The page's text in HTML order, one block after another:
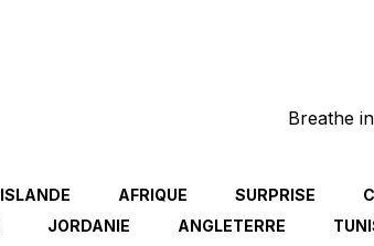
Breathe
ISLANDE AFRIQUE SURPRISE
JORDANIE ANGLETERRE